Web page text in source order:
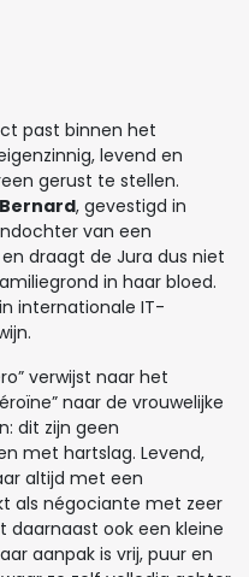
past binnen het
levend en
gerust te stellen.
, gevestigd in
van een
draagt de Jura dus niet
in haar bloed.
internationale IT-
verwijst naar het
naar de vrouwelijke
dit zijn geen
met hartslag. Levend,
altijd met een
als négociante met zeer
ook een kleine
aanpak is vrij, puur en